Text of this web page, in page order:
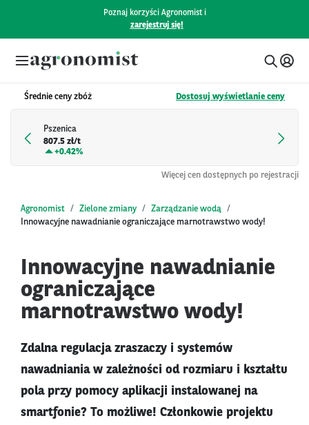
Poznaj korzyści Agronomist i
zarejestruj się!
Średnie ceny zbóż Dostosuj wyświetlanie ceny
Pszenica
807.5 zł/t
+0.42%
Więcej cen dostępnych po rejestracji
Agronomist Zielone zmiany
Zarządzanie wodą
Innowacyjne nawadnianie ograniczające marnotrawstwo wody!
Innowacyjne nawadnianie
ograniczające
marnotrawstwo wody!
Zdalna regulacja zraszaczy i systemów
nawadniania w zależności od rozmiaru i kształtu
pola przy pomocy aplikacji instalowanej na
smartfonie? To możliwe! Członkowie projektu